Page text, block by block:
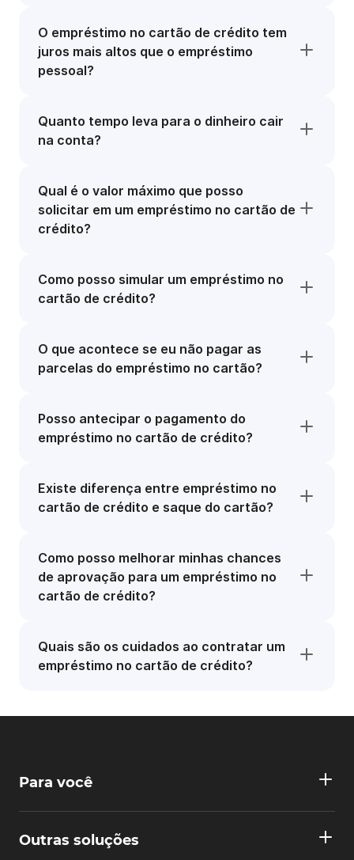
O empréstimo no cartão de crédito tem
juros mais altos que o empréstimo
pessoal?
Quanto tempo leva para o dinheiro cair
na conta?
Qual é o valor máximo que posso
solicitar em um empréstimo no cartão de
crédito?
Como posso simular um empréstimo no
cartão de crédito?
O que acontece se eu não pagar as
parcelas do empréstimo no cartão?
Posso antecipar o pagamento do
empréstimo no cartão de crédito?
Existe diferença entre empréstimo no
cartão de crédito e saque do cartão?
Como posso melhorar minhas chances
de aprovação para um empréstimo no
cartão de crédito?
Quais são os cuidados ao contratar um
empréstimo no cartão de crédito?
Para você
Outras soluções